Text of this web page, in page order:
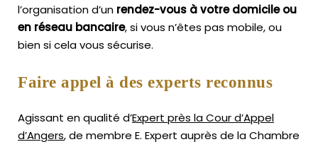
l’organisation d’un rendez-vous à votre domicile ou
en réseau bancaire, si vous n’êtes pas mobile, ou
bien si cela vous sécurise.
Faire appel à des experts reconnus
Agissant en qualité d’Expert près la Cour d’Appel
d’Angers, de membre E. Expert auprès de laChambre